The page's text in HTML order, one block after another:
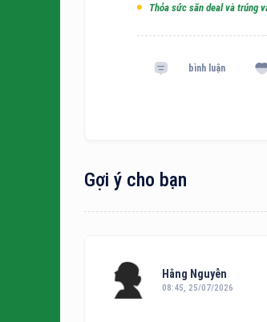
Thỏa sức săn deal và trúng
bình luận
Gợi ý cho bạn
Hằng Nguyễn
08:45, 25/07/2026